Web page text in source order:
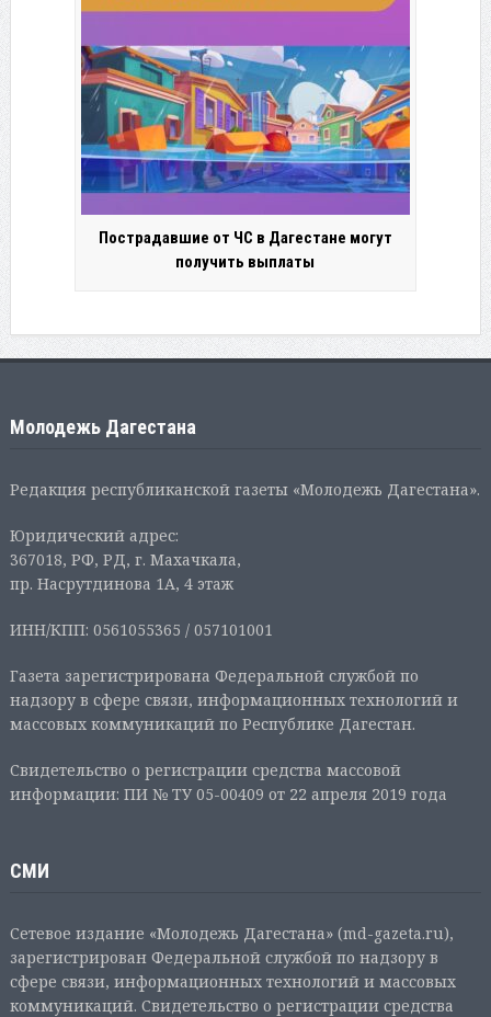
Пострадавшие от ЧС в Дагестане могут
получить выплаты
Молодежь Дагестана
Редакция республиканской газеты «Молодежь Дагестана».
Юридический адрес:
367018, РФ, РД, г. Махачкала,
пр. Насрутдинова 1А, 4 этаж
ИНН/КПП: 0561055365 / 057101001
Газета зарегистрирована Федеральной службой по
надзору в сфере связи, информационных технологий и
массовых коммуникаций по Республике Дагестан.
Свидетельство о регистрации средства массовой
информации: ПИ № ТУ 05-00409 от 22 апреля 2019 года
СМИ
Сетевое издание «Молодежь Дагестана» (md-gazeta.ru),
зарегистрирован Федеральной службой по надзору в
сфере связи, информационных технологий и массовых
коммуникаций. Свидетельство о регистрации средства